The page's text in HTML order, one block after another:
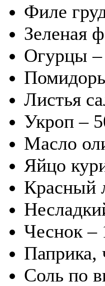
Филе
Зеленая
Огурцы –
Листья
Укроп –
Масло
Яйцо
Красный
Чеснок –
Паприка,
Соль по